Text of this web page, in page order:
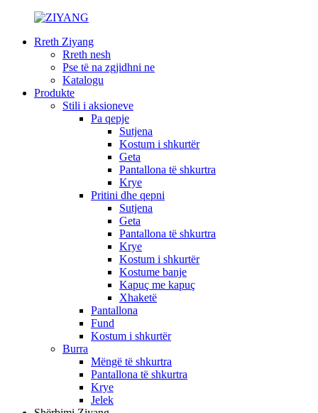
Rreth Ziyang
Rreth nesh
Pse të na zgjidhni ne
Katalogu
Produkte
Stili i aksioneve
Pa qepje
Sutjena
Kostum i shkurtër
Geta
Pantallona të shkurtra
Krye
Pritini dhe qepni
Sutjena
Geta
Pantallona të shkurtra
Krye
Kostum i shkurtër
Kostume banje
Kapuç me kapuç
Xhaketë
Pantallona
Fund
Kostum i shkurtër
Burra
Mëngë të shkurtra
Pantallona të shkurtra
Krye
Jelek